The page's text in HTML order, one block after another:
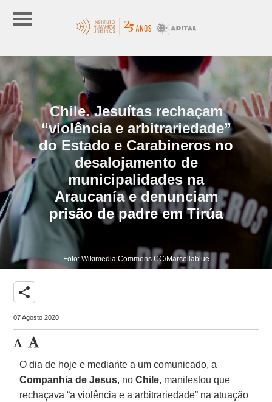
Chile. Jesuítas rechaçam
“violência e arbitrariedade”
do Estado e Carabineros no
desalojamento de
municipalidades na
Araucanía e denunciam
prisão de padre em Tirúa
Foto: Wikimedia Commons CC/Marcellablue
share
07 Agosto 2020
O dia de hoje e mediante a um comunicado, a
Companhia de Jesus, noChile, manifestou que
rechaçava “a violência e a arbitrariedade” na atuação